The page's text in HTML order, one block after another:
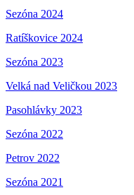
Sezóna 2024
Ratíškovice 2024
Sezóna 2023
Velká nad Veličkou 2023
Pasohlávky 2023
Sezóna 2022
Petrov 2022
Sezóna 2021